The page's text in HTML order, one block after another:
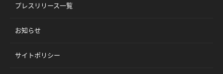
プレスリリース一覧
お知らせ
サイトポリシー